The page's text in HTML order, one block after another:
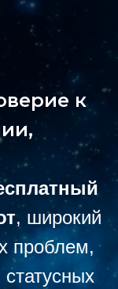
к
, широкий
проблем,
статусных